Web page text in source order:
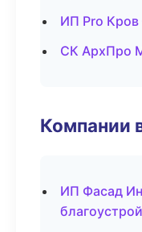
ИП Pro
СК АрхПро
Компании
ИП Фасад